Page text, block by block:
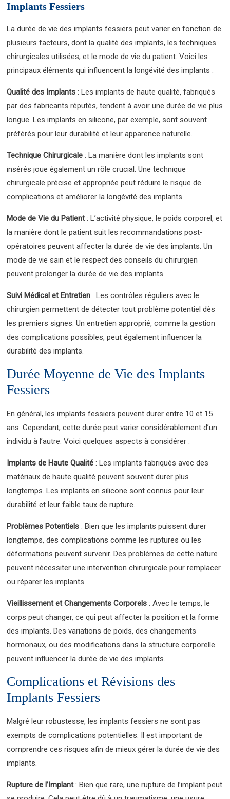
Implants Fessiers
La durée de vie des implants fessiers peut varier en fonction de
plusieurs facteurs, dont la qualité des implants, les techniques
chirurgicales utilisées, et le mode de vie du patient. Voici les
principaux éléments qui influencent la longévité des implants :
Qualité des Implants : Les implants de haute qualité, fabriqués
par des fabricants réputés, tendent à avoir une durée de vie plus
longue. Les implants en silicone, par exemple, sont souvent
préférés pour leur durabilité et leur apparence naturelle.
Technique Chirurgicale : La manière dont les implants sont
insérés joue également un rôle crucial. Une technique
chirurgicale précise et appropriée peut réduire le risque de
complications et améliorer la longévité des implants.
Mode de Vie du Patient: L’activité physique, le poids corporel, et
la manière dont le patient suit les recommandations post-
opératoires peuvent affecter la durée de vie des implants. Un
mode de vie sain et le respect des conseils du chirurgien
peuvent prolonger la durée de vie des implants.
Suivi Médical et Entretien : Les contrôles réguliers avec le
chirurgien permettent de détecter tout problème potentiel dès
les premiers signes. Un entretien approprié, comme la gestion
des complications possibles, peut également influencer la
durabilité des implants.
Durée Moyenne de Vie des Implants
Fessiers
En général, les implants fessiers peuvent durer entre 10 et 15
ans. Cependant, cette durée peut varier considérablement d’un
individu à l’autre. Voici quelques aspects à considérer :
Implants de Haute Qualité : Les implants fabriqués avec des
matériaux de haute qualité peuvent souvent durer plus
longtemps. Les implants en silicone sont connus pour leur
durabilité et leur faible taux de rupture.
Problèmes Potentiels : Bien que les implants puissent durer
longtemps, des complications comme les ruptures ou les
déformations peuvent survenir. Des problèmes de cette nature
peuvent nécessiter une intervention chirurgicale pour remplacer
ou réparer les implants.
Vieillissement et Changements Corporels : Avec le temps, le
corps peut changer, ce qui peut affecter la position et la forme
des implants. Des variations de poids, des changements
hormonaux, ou des modifications dans la structure corporelle
peuvent influencer la durée de vie des implants.
Complications et Révisions des
Implants Fessiers
Malgré leur robustesse, les implants fessiers ne sont pas
exempts de complications potentielles. Il est important de
comprendre ces risques afin de mieux gérer la durée de vie des
implants.
Rupture de l’Implant: Bien que rare, une rupture de l’implant peut